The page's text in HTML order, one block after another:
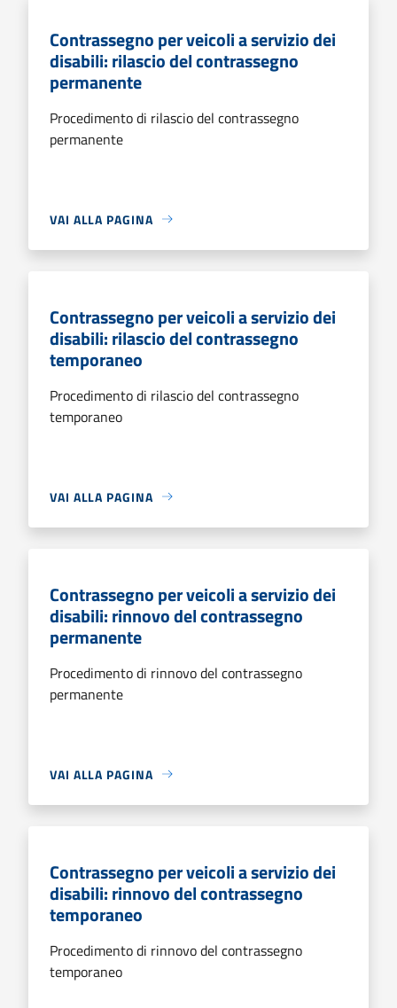
Contrassegno per veicoli a servizio dei
disabili: rilascio del contrassegno
permanente
Procedimento di rilascio del contrassegno
permanente
VAI ALLA PAGINA
Contrassegno per veicoli a servizio dei
disabili: rilascio del contrassegno
temporaneo
Procedimento di rilascio del contrassegno
temporaneo
VAI ALLA PAGINA
Contrassegno per veicoli a servizio dei
disabili: rinnovo del contrassegno
permanente
Procedimento di rinnovo del contrassegno
permanente
VAI ALLA PAGINA
Contrassegno per veicoli a servizio dei
disabili: rinnovo del contrassegno
temporaneo
Procedimento di rinnovo del contrassegno
temporaneo